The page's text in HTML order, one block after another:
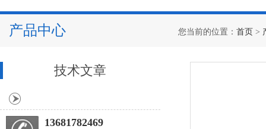
产品中心 您当前的位置： 首页 >
技术文章
13681782469